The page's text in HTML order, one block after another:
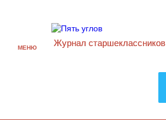
МЕНЮ Журнал старшекласcников